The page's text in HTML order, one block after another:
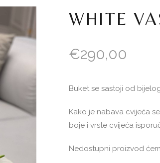
WHITE
€290,00
Buket se sastoji od
Kako je nabava cvijeća
boje i vrste cvijeća
Nedostupni proizvod